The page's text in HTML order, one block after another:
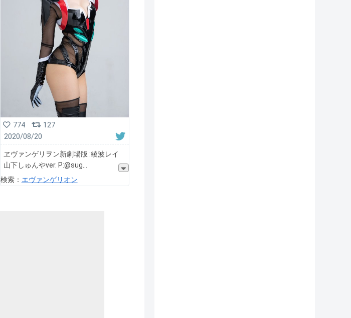
774
127
2020/08/20
ヱヴァンゲリヲン新劇場版 :綾波レイ
山下しゅんやver. P:@sug
検索： エヴァンゲリオン